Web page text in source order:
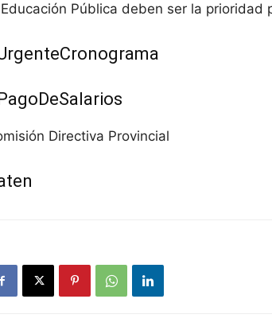
Pública deben ser la prioridad
Directiva Provincial